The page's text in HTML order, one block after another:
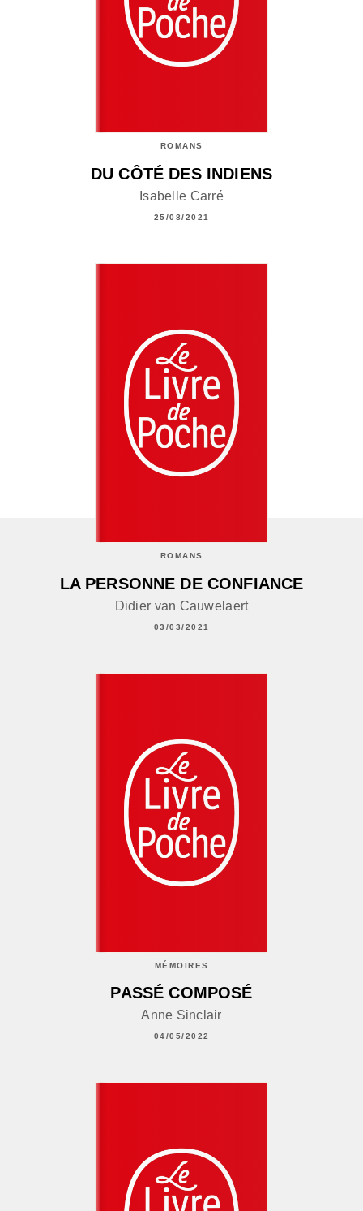
ROMANS
DU CÔTÉ DES INDIENS
Isabelle Carré
25/08/2021
ROMANS
LA PERSONNE DE CONFIANCE
Didier van Cauwelaert
03/03/2021
MÉMOIRES
PASSÉ COMPOSÉ
Anne Sinclair
04/05/2022